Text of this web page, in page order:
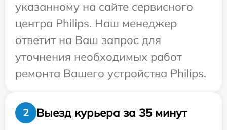
указанному на сайте сервисного
центра Philips. Наш менеджер
ответит на Ваш запрос для
уточнения необходимых работ
ремонта Вашего устройства Philips.
2
Выезд курьера за 35 минут